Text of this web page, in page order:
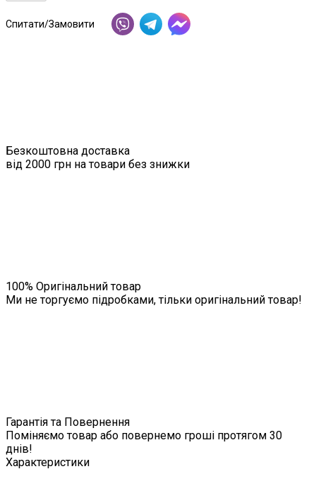
Спитати/Замовити
Безкоштовна доставка
від 2000 грн на товари без знижки
100% Оригінальний товар
Ми не торгуємо підробками, тільки оригінальний товар!
Гарантія та Повернення
Поміняємо товар або повернемо гроші протягом 30
днів!
Характеристики